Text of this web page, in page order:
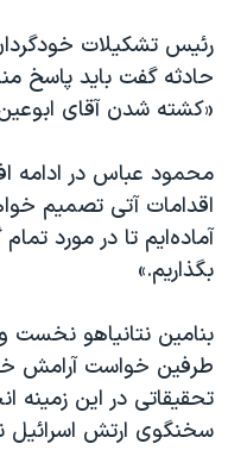
نرگس محمدی برنده
همایش محافظه‌کاران
سفر پرزیدنت ترامپ به
رئیس تشکیلات
حادثه گفت باید پاسخ
«کشته شدن آقای
محمود عباس در ادامه
اقدامات آتی تصمیم
آماده‌ایم تا در مورد
بگذاریم.»
بنامین نتانیاهو نخست
طرفین خواست آرامش
تحقیقاتی در این زمینه
سخنگوی ارتش اسرائیل